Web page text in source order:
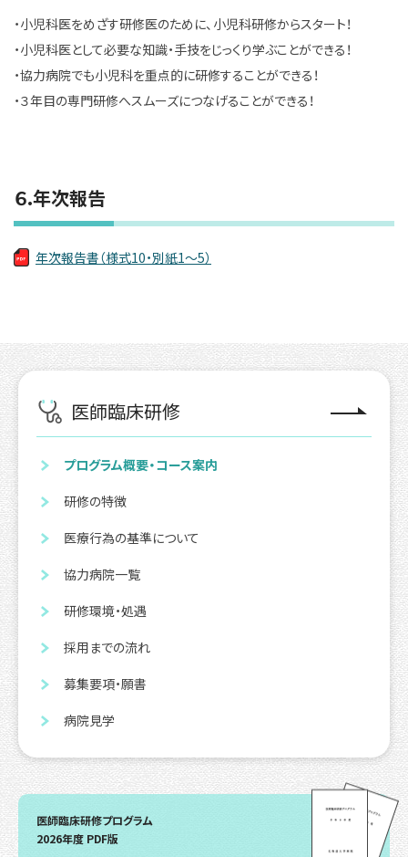
・小児科医をめざす研修医のために、小児科研修からスタート！
・小児科医として必要な知識・手技をじっくり学ぶことができる！
・協力病院でも小児科を重点的に研修することができる！
・３年目の専門研修へスムーズにつなげることができる！
６.年次報告
年次報告書（様式10・別紙1～5）
医師臨床研修
プログラム概要・コース案内
研修の特徴
医療行為の基準について
協力病院一覧
研修環境・処遇
採用までの流れ
募集要項・願書
病院見学
医師臨床研修プログラム
2026年度 PDF版